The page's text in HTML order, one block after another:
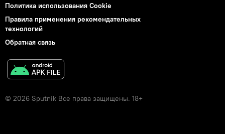
Политика использования Cookie
Правила применения рекомендательных
технологий
Обратная связь
© 2026 Sputnik Все права защищены. 18+